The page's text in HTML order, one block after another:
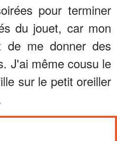
pour terminer
du jouet, car mon
de me donner des
J'ai même cousu le
sur le petit oreiller